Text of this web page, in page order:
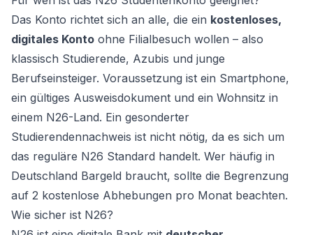
Das Konto richtet sich an alle, die ein kostenloses,
digitales Konto ohne Filialbesuch wollen – also
klassisch Studierende, Azubis und junge
Berufseinsteiger. Voraussetzung ist ein Smartphone,
ein gültiges Ausweisdokument und ein Wohnsitz in
einem N26-Land. Ein gesonderter
Studierendennachweis ist nicht nötig, da es sich um
das reguläre N26 Standard handelt. Wer häufig in
Deutschland Bargeld braucht, sollte die Begrenzung
auf 2 kostenlose Abhebungen pro Monat beachten.
Wie sicher ist N26?